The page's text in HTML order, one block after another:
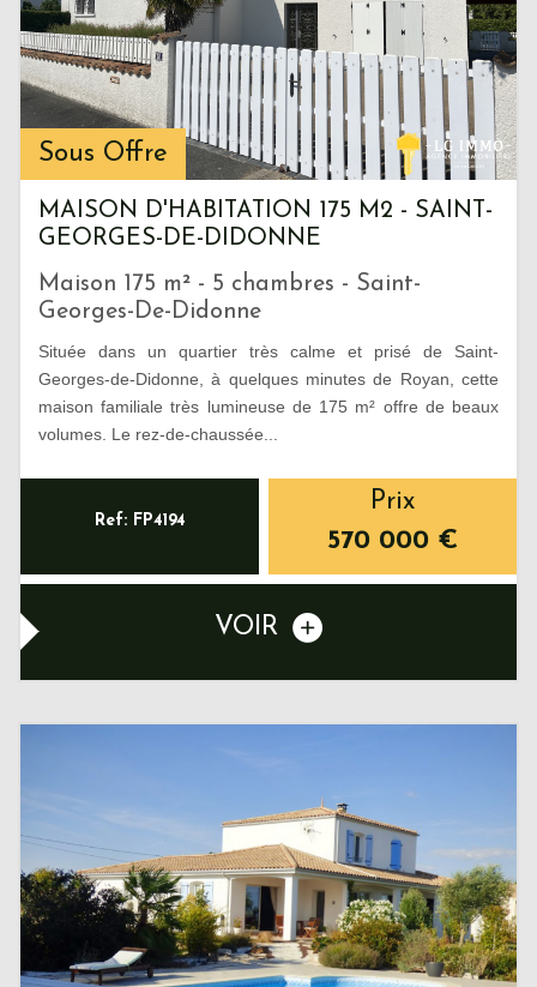
Sous Offre
MAISON D'HABITATION 175 M2 - SAINT-
GEORGES-DE-DIDONNE
Maison 175 m² - 5 chambres - Saint-
Georges-De-Didonne
Située dans un quartier très calme et prisé de Saint-
Georges-de-Didonne, à quelques minutes de Royan, cette
maison familiale très lumineuse de 175 m² offre de beaux
volumes. Le rez-de-chaussée...
Ref: FP4194
Prix
570 000 €
VOIR